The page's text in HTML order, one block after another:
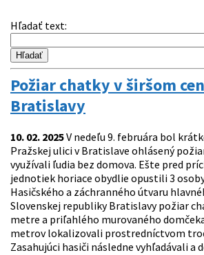
Hľadať text:
Požiar chatky v širšom
Bratislavy
10. 02. 2025V nedeľu 9. februára bol
Pražskej ulici v Bratislave ohlásený
využívali ľudia bez domova. Ešte pred
jednotiek horiace obydlie opustili 3
Hasičského a záchranného útvaru
Slovenskej republiky Bratislavy požiar
metre a priľahlého murovaného
metrov lokalizovali prostredníctvom
Zasahujúci hasiči následne vyhľadávali a